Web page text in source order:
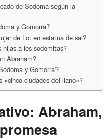
de Sodoma según la
y Gomorra?
de Lot en estatua de sal?
hijas a los sodomitas?
Abraham?
y Gomorra?
«cinco ciudades del llano»?
Abraham,